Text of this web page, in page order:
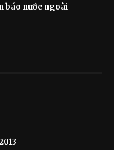
báo nước ngoài